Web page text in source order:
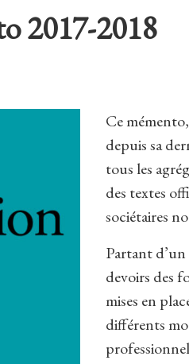
2017-2018
Ce
depuis sa
tous les
des textes
sociétaires
Partant
devoirs des
mises en
différents